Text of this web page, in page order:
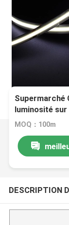
Supermarché
luminosité sur
MOQ：100m
DESCRIPTION